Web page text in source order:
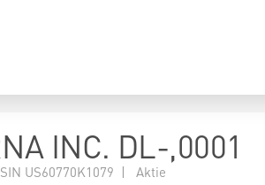
INC. DL-,0001
US60770K1079 | Aktie